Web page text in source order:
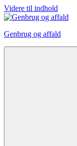
Videre til indhold
Genbrug og affald